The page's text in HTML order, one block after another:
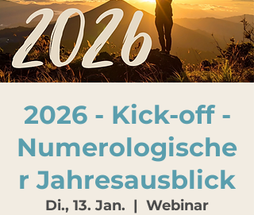
2026 - Kick-off -
Numerologische
r Jahresausblick
Di., 13. Jan.
  |
Webinar